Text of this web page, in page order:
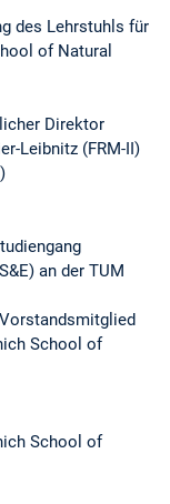
des Lehrstuhls für
of Natural
Direktor
Leibnitz (FRM-II)
an der TUM
School of
School of